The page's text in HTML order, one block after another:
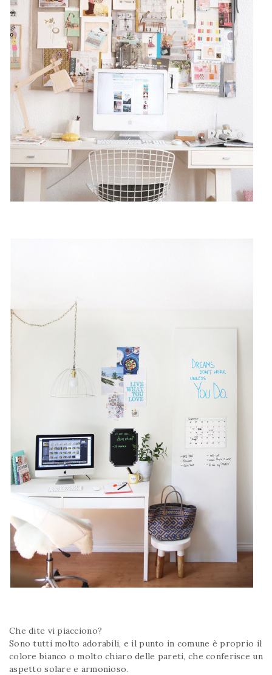
Che dite vi piacciono?
Sono tutti molto adorabili, e il punto in comune è proprio il
colore bianco o molto chiaro delle pareti, che conferisce un
aspetto solare e armonioso.